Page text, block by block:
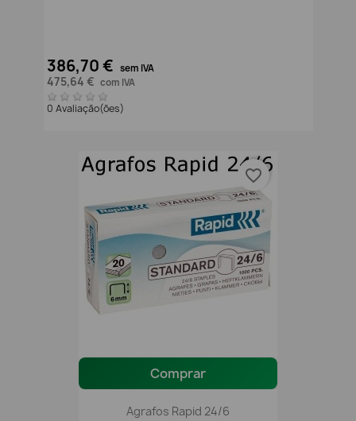
386,70 € sem IVA
475,64 € com IVA
0 Avaliação(ões)
Comprar
Agrafos Rapid 24/6
favorite_border